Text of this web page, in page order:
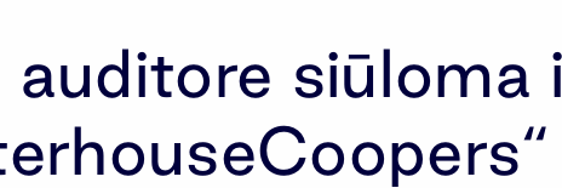
auditore siūloma